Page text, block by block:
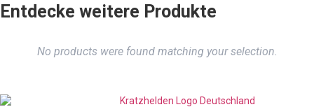
Entdecke weitere Produkte
No products were found matching your selection.